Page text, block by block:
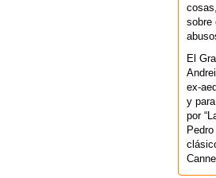
sobre
El
ex-
y
por